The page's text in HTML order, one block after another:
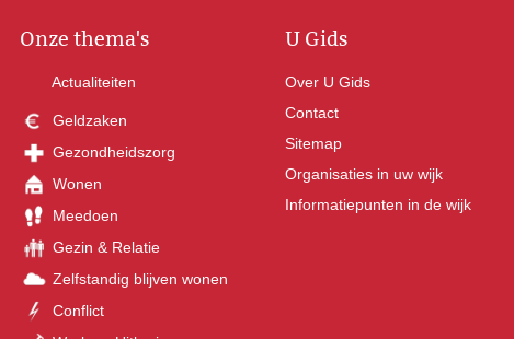
Onze thema's
Actualiteiten
Geldzaken
Gezondheidszorg
Wonen
Meedoen
Gezin & Relatie
Zelfstandig blijven wonen
Conflict
U Gids
Over U Gids
Contact
Sitemap
Organisaties in uw wijk
Informatiepunten in de wijk